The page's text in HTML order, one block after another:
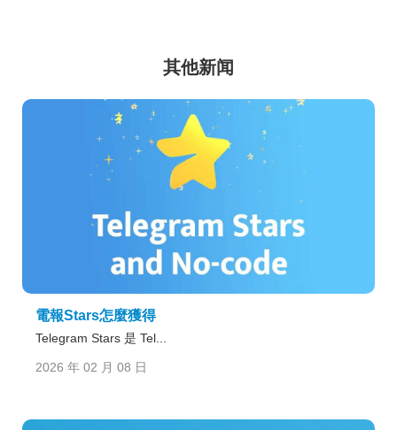
其他新闻
電報Stars怎麼獲得
Telegram Stars 是 Tel...
2026 年 02 月 08 日